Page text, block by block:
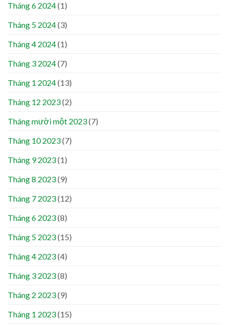
Tháng 6 2024(1)
Tháng 5 2024(3)
Tháng 4 2024(1)
Tháng 3 2024(7)
Tháng 1 2024(13)
Tháng 12 2023(2)
Tháng mười một 2023(7)
Tháng 10 2023(7)
Tháng 9 2023(1)
Tháng 8 2023(9)
Tháng 7 2023(12)
Tháng 6 2023(8)
Tháng 5 2023(15)
Tháng 4 2023(4)
Tháng 3 2023(8)
Tháng 2 2023(9)
Tháng 1 2023(15)